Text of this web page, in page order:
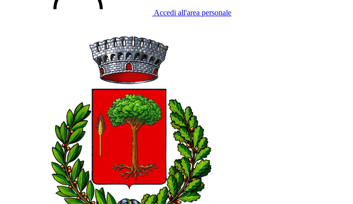
Accedi all'area personale